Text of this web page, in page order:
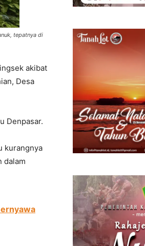
tepatnya di
akibat
Desa
Denpasar.
kurangnya
dalam